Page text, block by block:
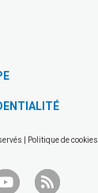
| Politique de cookies